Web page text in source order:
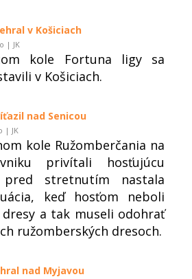
v Košiciach
| JK
kole Fortuna ligy sa
v Košiciach.
nad Senicou
| JK
kole Ružomberčania na
privítali hosťujúcu
pred stretnutím nastala
keď hosťom neboli
dresy a tak museli odohrať
ružomberských dresoch.
nad Myjavou